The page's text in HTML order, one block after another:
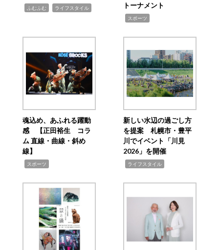
ふむふむ ライフスタイル
トーナメント
スポーツ
魂込め、あふれる躍動
感 【正田裕生 コラ
ム 直線・曲線・斜め
線】
スポーツ
新しい水辺の過ごし方
を提案 札幌市・豊平
川でイベント「川見
2026」を開催
ライフスタイル